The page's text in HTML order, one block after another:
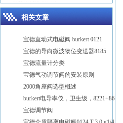
相关文章
宝德直动式电磁阀 burkert 0121
宝德的导向微波物位变送器8185
宝德流量计分类
宝德气动调节阀的安装原则
2000角座阀选型概述
宝德调节阀